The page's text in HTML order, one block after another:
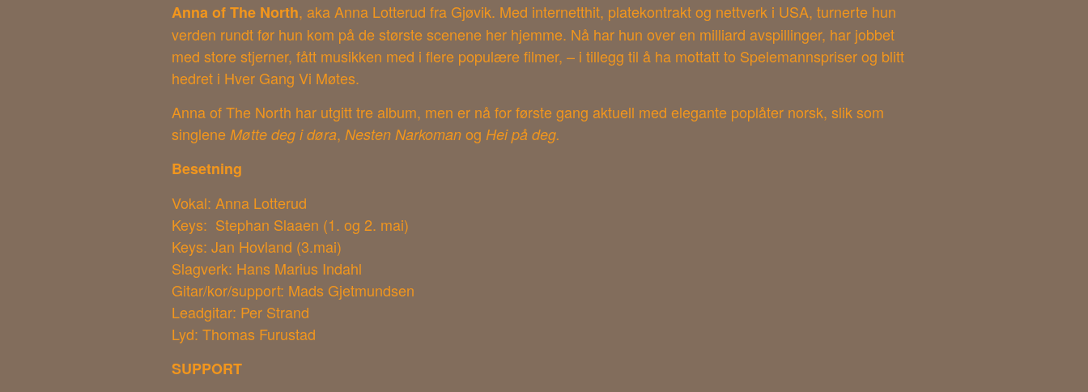
Anna of The North, aka Anna Lotterud fra Gjøvik. Med internetthit, platekontrakt og nettverk i USA, turnerte hun
verden rundt før hun kom på de største scenene her hjemme. Nå har hun over en milliard avspillinger, har jobbet
med store stjerner, fått musikken med i flere populære filmer, – i tillegg til å ha mottatt to Spelemannspriser og blitt
hedret i Hver Gang Vi Møtes.
Anna of The North har utgitt tre album, men er nå for første gang aktuell med elegante poplåter norsk, slik som
singlene Møtte deg i døra, Nesten Narkoman og Hei på deg.
Besetning
Vokal: Anna Lotterud
Keys: Stephan Slaaen (1. og 2. mai)
Keys: Jan Hovland (3.mai)
Slagverk: Hans Marius Indahl
Gitar/kor/support: Mads Gjetmundsen
Leadgitar: Per Strand
Lyd: Thomas Furustad
SUPPORT